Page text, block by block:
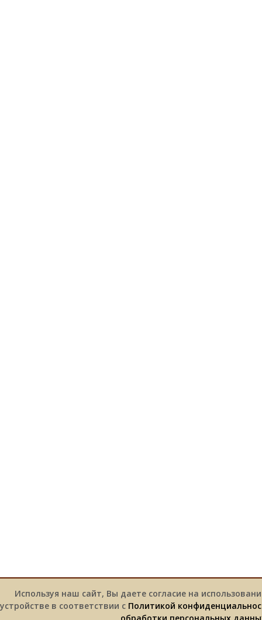
Используя наш сайт, Вы даете согласие на
устройстве в соответствии с Политикой